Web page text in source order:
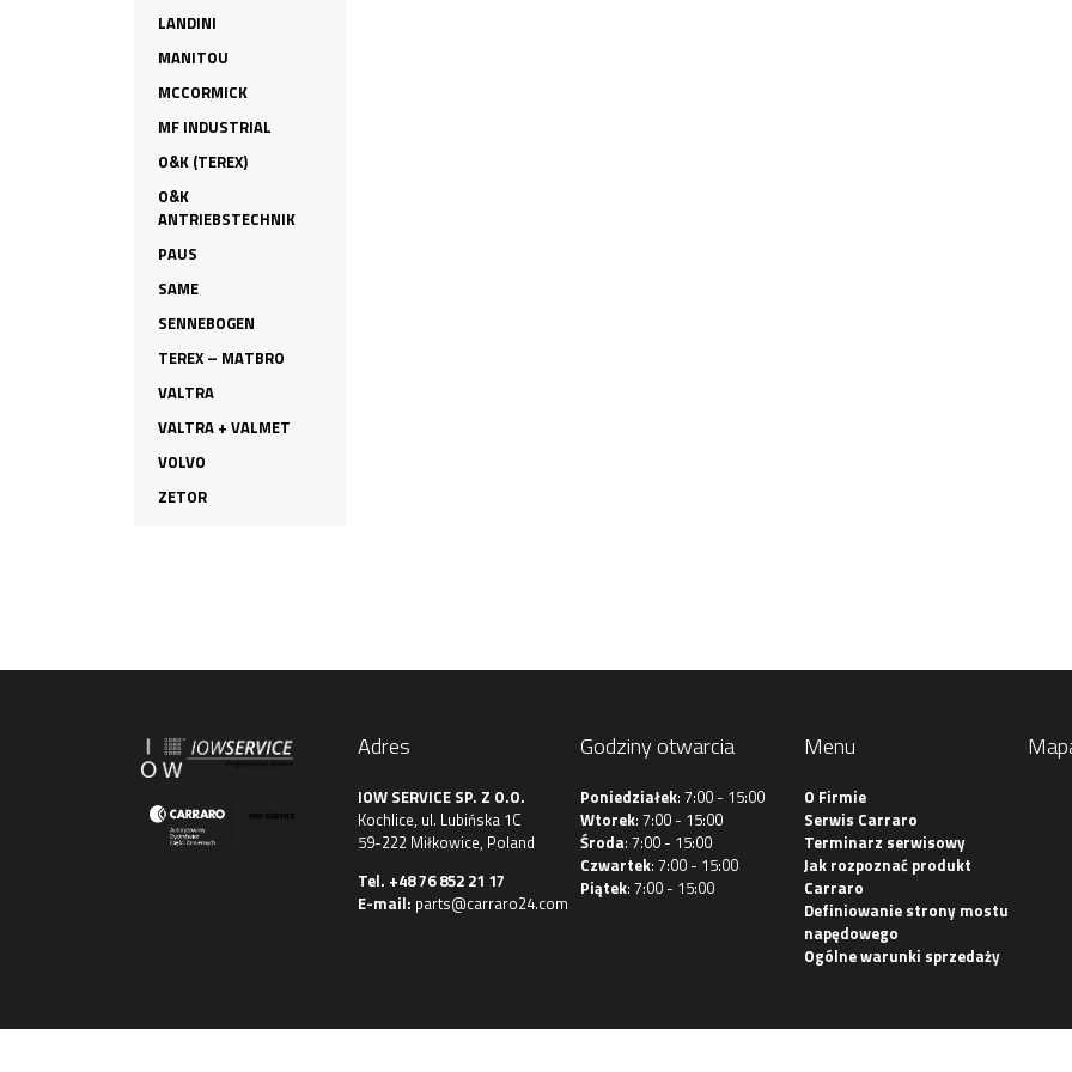
LANDINI
MANITOU
MCCORMICK
MF INDUSTRIAL
O&K (TEREX)
O&K
ANTRIEBSTECHNIK
PAUS
SAME
SENNEBOGEN
TEREX – MATBRO
VALTRA
VALTRA + VALMET
VOLVO
ZETOR
Adres
IOW SERVICE SP. Z O.O.
Kochlice, ul. Lubińska 1C
59-222 Miłkowice, Poland
Tel. +48 76 852 21 17
E-mail: parts@carraro24.com
Godziny otwarcia
Poniedziałek: 7:00 - 15:00
Wtorek: 7:00 - 15:00
Środa: 7:00 - 15:00
Czwartek: 7:00 - 15:00
Piątek: 7:00 - 15:00
Menu
O Firmie
Serwis Carraro
Terminarz serwisowy
Jak rozpoznać produkt
Carraro
Definiowanie strony mostu
napędowego
Ogólne warunki sprzedaży